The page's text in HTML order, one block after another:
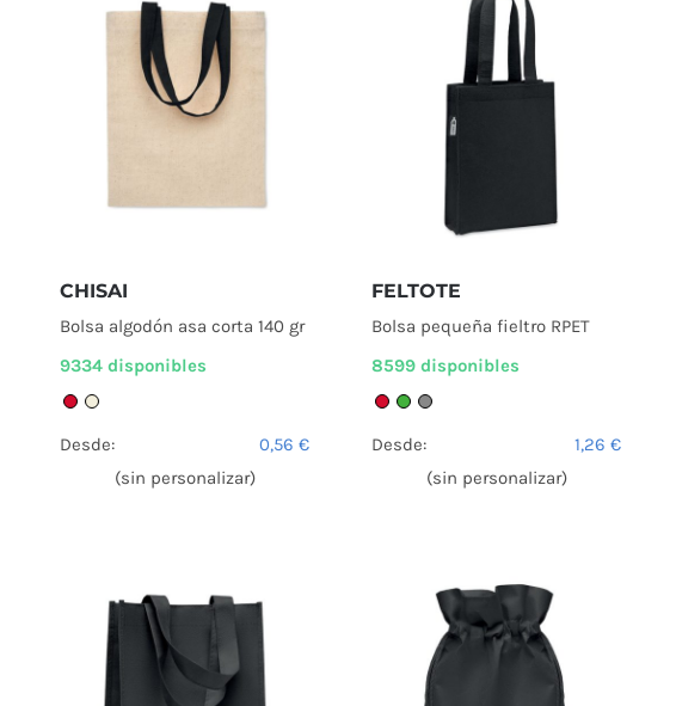
CHISAI
Bolsa algodón asa corta 140 gr
9334 disponibles
Desde: 0,56€
(sin personalizar)
FELTOTE
Bolsa pequeña fieltro RPET
8599 disponibles
Desde: 1,26 €
(sin personalizar)